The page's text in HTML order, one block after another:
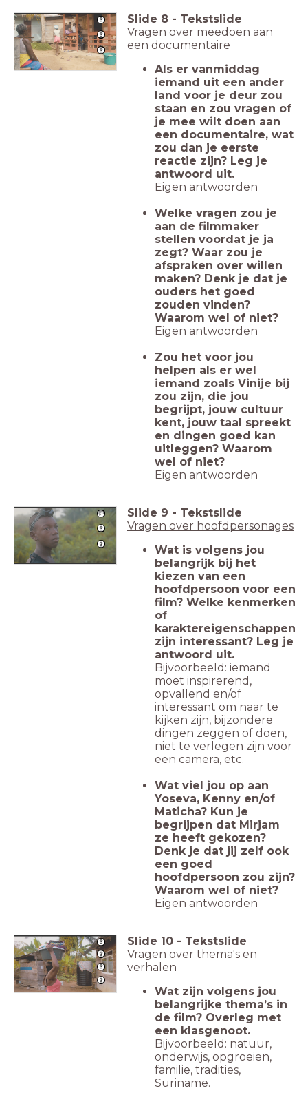
Slide 8 - Tekstslide
Vragen over meedoen aan
een documentaire
Als er vanmiddag
iemand uit een ander
land voor je deur zou
staan en zou vragen of
je mee wilt doen aan
een documentaire, wat
zou dan je eerste
reactie zijn? Leg je
antwoord uit.
Eigen antwoorden
Welke vragen zou je
aan de filmmaker
stellen voordat je ja
zegt? Waar zou je
afspraken over willen
maken? Denk je dat je
ouders het goed
zouden vinden?
Waarom wel of niet?
Eigen antwoorden
Zou het voor jou
helpen als er wel
iemand zoals Vinije bij
zou zijn, die jou
begrijpt, jouw cultuur
kent, jouw taal spreekt
en dingen goed kan
uitleggen? Waarom
wel of niet?
Eigen antwoorden
Slide 9 - Tekstslide
Vragen over hoofdpersonages
Wat is volgens jou
belangrijk bij het
kiezen van een
hoofdpersoon voor een
film? Welke kenmerken
of
karaktereigenschappen
zijn interessant? Leg je
antwoord uit.
Bijvoorbeeld: iemand
moet inspirerend,
opvallend en/of
interessant om naar te
kijken zijn, bijzondere
dingen zeggen of doen,
niet te verlegen zijn voor
een camera, etc.
Wat viel jou op aan
Yoseva, Kenny en/of
Maticha? Kun je
begrijpen dat Mirjam
ze heeft gekozen?
Denk je dat jij zelf ook
een goed
hoofdpersoon zou zijn?
Waarom wel of niet?
Eigen antwoorden
Slide 10 - Tekstslide
Vragen over thema's en
verhalen
Wat zijn volgens jou
belangrijke thema’s in
de film? Overleg met
een klasgenoot.
Bijvoorbeeld: natuur,
onderwijs, opgroeien,
familie, tradities,
Suriname.